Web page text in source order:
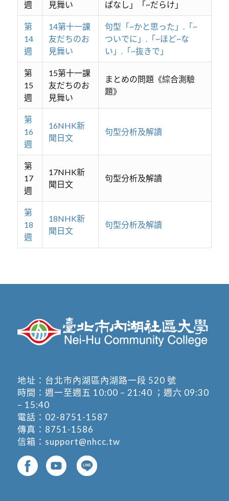
週
見舞い
ぱなし」「~だらけ」
第
14
週
14第十一課
友だちのお
見舞い
句型「~かと思った」.「~
ついでに」.「~ほど~な
い」.「~抜きで」
第
15
週
15第十一課
友だちのお
見舞い
まとめの問題《綜合測驗
題》
第
16
週
16NHK新
聞日文
句型分析及解讀
第
17
週
17NHK新
聞日文
句型分析及解讀
第
18
週
18NHK新
聞日文
句型分析及解讀
地址： 台北市內湖區內湖路一段 520 號
時間：週一至週五 10:00 – 21:40 ；週六 09:30
– 15:40
電話： 02-8751-1587
傳真：8751-1586
信箱： support@nhcc.tw